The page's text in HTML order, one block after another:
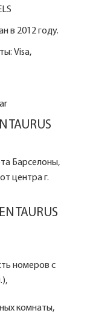
в 2012 году.
Visa,
TAURUS
Барселоны,
центра г.
TAURUS
номеров с
комнаты,